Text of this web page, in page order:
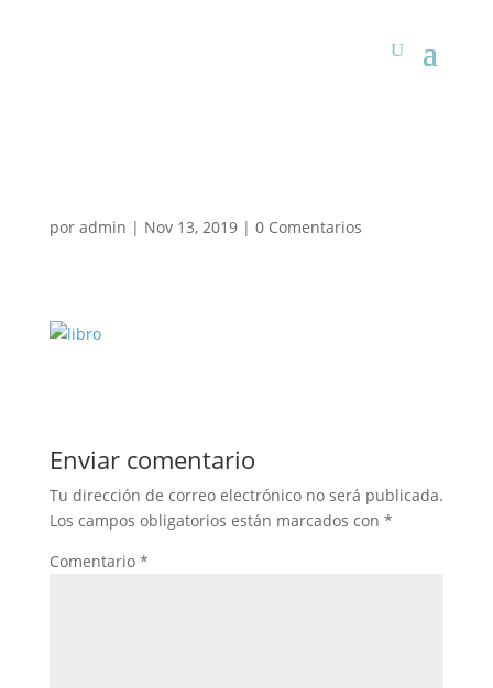
por admin | Nov 13, 2019| 0 Comentarios
Enviar comentario
Tu dirección de correo electrónico no será publicada.
Los campos obligatorios están marcados con *
Comentario *